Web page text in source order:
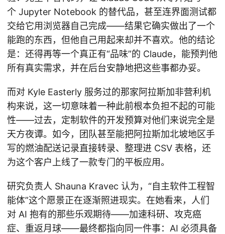
个 Jupyter Notebook 的替代品，甚至连界面测试都
交给它用浏览器自己完成——结果它确实做出了一个
能跑的东西，但他自己用起来却并不喜欢。他的结论
是：还得再等一个真正有“品味”的 Claude，能预判他
所有真实需求，并在后台安静地把这些事都办妥。
而对 Kyle Easterly 服务过的那家阿拉斯加非营利机
构来说，这一切意味着一种此前根本负担不起的可能
性——过去，定制软件的开发预算对他们来说完全是
天方夜谭。如今，团队甚至能把阿拉斯加北坡地区手
写的燃油配送记录直接转录、整理进 CSV 表格，还
为这个客户上线了一款专门的平板应用。
研究负责人 Shauna Kravec 认为，“自主软件工程智
能体”这个愿景正在逐渐照进现实。在她看来，人们
对 AI 抱有的那些乐观期待——加速科研、攻克癌
症、重返月球——最终都指向同一件事：AI 必须具备